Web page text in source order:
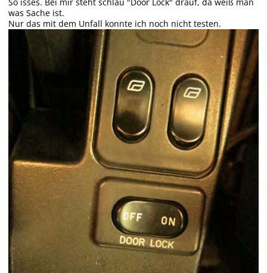
was Sache ist.
Nur das mit dem Unfall konnte ich noch nicht testen.